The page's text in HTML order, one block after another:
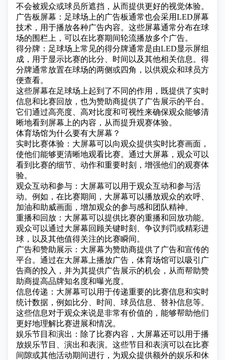
不会被观众或球员所遮挡，从而提供更好的视觉体验。
广告板屏幕：足球场上的广告板通常也会采用LED屏幕
技术，用于播放各种广告内容。这些屏幕通常分布在球
场的围栏上，可以在比赛期间轮流播放多个广告。
得分牌：足球场上常见的得分牌通常是由LED显示屏组
成，用于显示比赛的比分、时间以及其他相关信息。得
分牌通常放置在球场的两侧或四角，以供观众和球员方
便查看。
这些屏幕在足球场上起到了不同的作用，既提供了实时
信息和比赛回放，也为赞助商提供了广告展示的平台。
它们通过高亮度、高对比度和可视性来确保观众能够清
晰地看到屏幕上的内容，从而提升观赛体验。
体育场馆为什么要有大屏幕？
实时比赛体验：大屏幕可以向观众提供实时比赛画面，
使他们能够更清晰地观看比赛。通过大屏幕，观众可以
看到比赛的细节、动作和重要时刻，增强他们的观赛体
验。
观众互动和参与：大屏幕可以用于观众互动和参与活
动。例如，在比赛期间，大屏幕可以播放观众的欢呼、
加油和助威画面，增加观众的参与感和团队精神。
重播和回放：大屏幕可以提供比赛的重播和回放功能。
观众可以通过大屏幕回顾关键时刻、争议判罚或精彩进
球，以及其他值得关注的比赛瞬间。
广告和赞助展示：大屏幕为赞助商提供了广告和宣传的
平台。通过在大屏幕上播放广告，体育场馆可以吸引广
告商的投入，并为其提供广告展示的机会，从而帮助赞
助商提高品牌知名度和曝光度。
信息传递：大屏幕可以用于传递重要的比赛信息和实时
统计数据，例如比分、时间、球员信息、替补信息等。
这些信息对于观众来说是非常有价值的，能够帮助他们
更好地理解比赛进展和情况。
娱乐节目和演出：除了比赛内容，大屏幕还可以用于播
放娱乐节目、演出和表演。这些节目和表演可以在比赛
间隙或其他活动期间进行，为观众提供额外的娱乐和休